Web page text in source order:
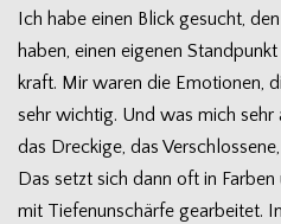
Ich habe einen Blick gesucht,
haben, einen eige­nen
kraft. Mir waren die Emo­tio­nen,
sehr wich­tig. Und was mich sehr
das Dre­ckige, das
Das setzt sich dann oft in
mit Tie­fen­un­schärfe gear­bei­tet.